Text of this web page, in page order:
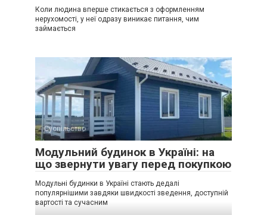
Коли людина вперше стикається з оформленням
нерухомості, у неї одразу виникає питання, чим
займається
Суспільство
Модульний будинок в Україні: на
що звернути увагу перед покупкою
Модульні будинки в Україні стають дедалі
популярнішими завдяки швидкості зведення, доступній
вартості та сучасним